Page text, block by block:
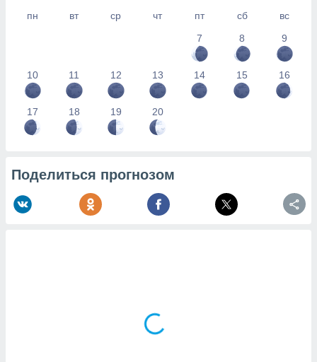
пн вт ср чт пт сб
вс
7
8 9
10 11 12 13 14 15 16
17 18 19 20
Поделиться прогнозом